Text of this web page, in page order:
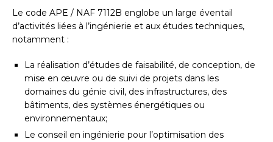
Le code APE / NAF 7112B englobe un large éventail
d’activités liées à l’ingénierie et aux études techniques,
notamment :
La réalisation d’études de faisabilité, de conception, de
mise en œuvre ou de suivi de projets dans les
domaines du génie civil, des infrastructures, des
bâtiments, des systèmes énergétiques ou
environnementaux;
Le conseil en ingénierie pour l’optimisation des